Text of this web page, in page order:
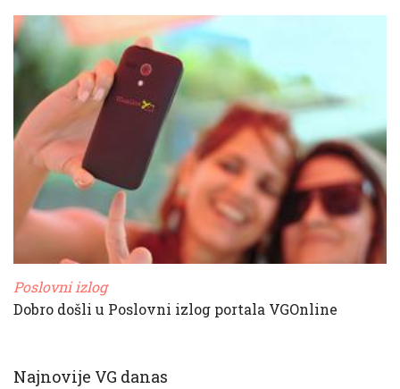
Poslovni izlog
Dobro došli u Poslovni izlog portala VGOnline
Najnovije VG danas